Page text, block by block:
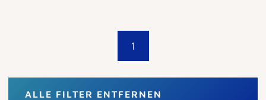
1
ALLE FILTER ENTFERNEN